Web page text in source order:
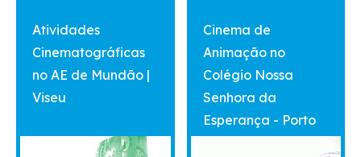
Atividades
Cinematográficas
no AE de Mundão |
Viseu
Cinema de
Animação no
Colégio Nossa
Senhora da
Esperança - Porto